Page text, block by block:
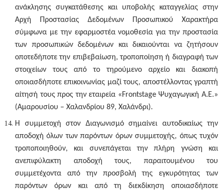
ανάκλησης συγκατάθεσης και υποβολής καταγγελίας στην
Αρχή Προστασίας Δεδομένων Προσωπικού Χαρακτήρα
σύμφωνα με την εφαρμοστέα νομοθεσία για την προστασία
των προσωπικών δεδομένων και δικαιούνται να ζητήσουν
οποτεδήποτε την επιβεβαίωση, τροποποίηση ή διαγραφή των
στοιχείων τους από το τηρούμενο αρχείο και διακοπή
οποιασδήποτε επικοινωνίας μαζί τους, αποστέλλοντας γραπτή
αίτησή τους προς την εταιρεία «Frontstage Ψυχαγωγική Α.Ε.»
(Αμαρουσίου – Χαλανδρίου 89, Χαλάνδρι).
Η συμμετοχή στον Διαγωνισμό σημαίνει αυτοδικαίως την
αποδοχή όλων των παρόντων όρων συμμετοχής, όπως τυχόν
τροποποιηθούν, και συνεπάγεται την πλήρη γνώση και
ανεπιφύλακτη αποδοχή τους, παραιτουμένου του
συμμετέχοντα από την προσβολή της εγκυρότητας των
παρόντων όρων και από τη διεκδίκηση οποιασδήποτε